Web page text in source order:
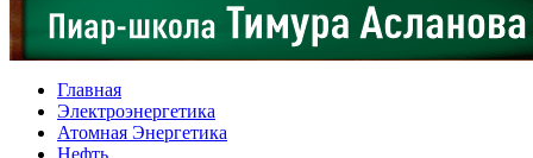
Главная
Электроэнергетика
Атомная Энергетика
Нефть